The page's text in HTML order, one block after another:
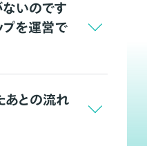
いのです
プを運営で
あとの流れ